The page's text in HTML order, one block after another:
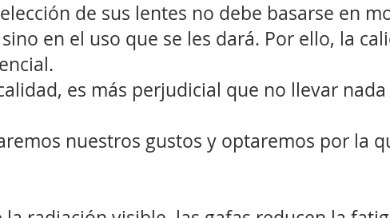
de sus lentes no debe basarse en
en el uso que se les dará. Por ello, la
es más perjudicial que no llevar
nuestros gustos y optaremos por la